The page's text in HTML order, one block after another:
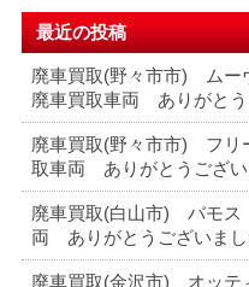
最近の投稿
廃車買取(野々市市) ム
廃車買取車両 ありがと
廃車買取(野々市市) フ
取車両 ありがとうござ
廃車買取(白山市) バモ
両 ありがとうございま
廃車買取(金沢市) オッ